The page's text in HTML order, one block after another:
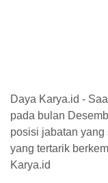
Daya Karya.id -
pada bulan
posisi jabatan yang
yang tertarik
Karya.id